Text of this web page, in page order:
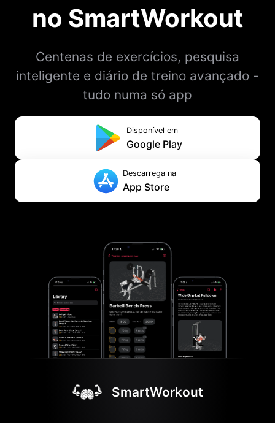
no SmartWorkout
Centenas de exercícios, pesquisa
inteligente e diário de treino avançado -
tudo numa só app
Disponível em
Google Play
Descarrega na
App Store
SmartWorkout